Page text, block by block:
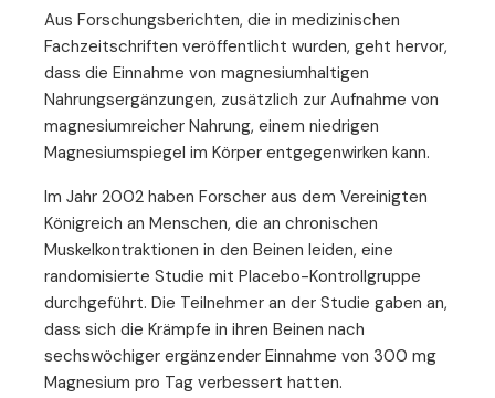
Aus Forschungsberichten, die in medizinischen
Fachzeitschriften veröffentlicht wurden, geht hervor,
dass die Einnahme von magnesiumhaltigen
Nahrungsergänzungen, zusätzlich zur Aufnahme von
magnesiumreicher Nahrung, einem niedrigen
Magnesiumspiegel im Körper entgegenwirken kann.
Im Jahr 2002 haben Forscher aus dem Vereinigten
Königreich an Menschen, die an chronischen
Muskelkontraktionen in den Beinen leiden, eine
randomisierte Studie mit Placebo-Kontrollgruppe
durchgeführt. Die Teilnehmer an der Studie gaben an,
dass sich die Krämpfe in ihren Beinen nach
sechswöchiger ergänzender Einnahme von 300 mg
Magnesium pro Tag verbessert hatten.